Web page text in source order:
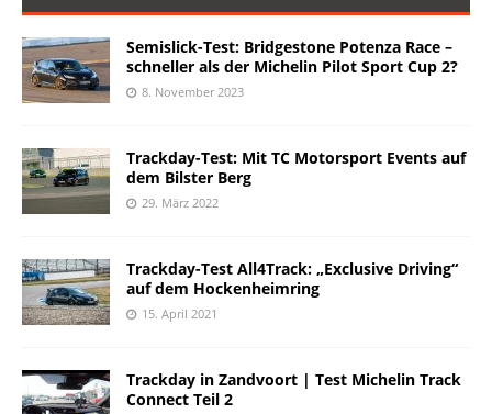
Semislick-Test: Bridgestone Potenza Race –
schneller als der Michelin Pilot Sport Cup 2?
8. November 2023
Trackday-Test: Mit TC Motorsport Events auf
dem Bilster Berg
29. März 2022
Trackday-Test All4Track: „Exclusive Driving“
auf dem Hockenheimring
15. April 2021
Trackday in Zandvoort | Test Michelin Track
Connect Teil 2